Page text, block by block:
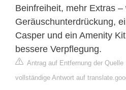
Beinfreiheit, mehr Extras
Geräuschunterdrückung,
Casper und ein Amenity
bessere Verpflegung.
Antrag auf Entfernung der Quelle
vollständige Antwort auf